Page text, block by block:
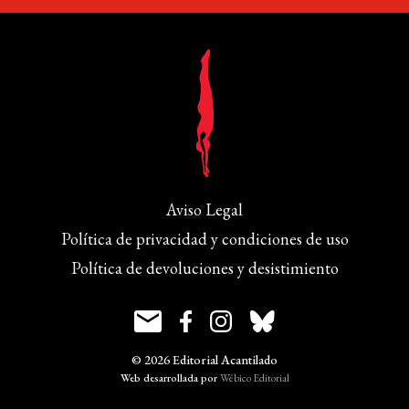
Aviso Legal
Política de privacidad y condiciones de uso
Política de devoluciones y desistimiento
© 2026 Editorial Acantilado
Web desarrollada porWébico Editorial